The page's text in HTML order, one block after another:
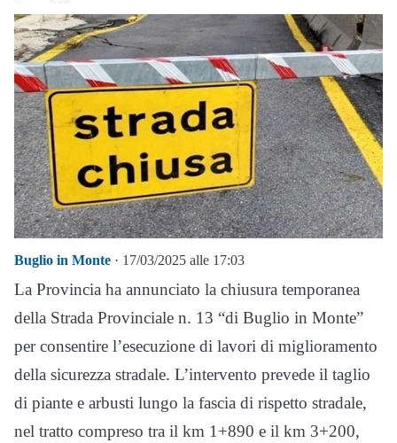
Buglio in Monte · 17/03/2025 alle 17:03
La Provincia ha annunciato la chiusura temporanea
della Strada Provinciale n. 13 “di Buglio in Monte”
per consentire l’esecuzione di lavori di miglioramento
della sicurezza stradale. L’intervento prevede il taglio
di piante e arbusti lungo la fascia di rispetto stradale,
nel tratto compreso tra il km 1+890 e il km 3+200,